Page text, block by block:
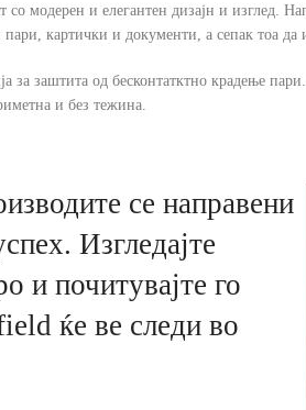
модерен и елегантен дизајн и изглед.
картички и документи, а сепак тоа да
за заштита од бесконтатктно крадење
и без тежина.
се направени
Изгледајте
и почитувајте го
ќе ве следи во